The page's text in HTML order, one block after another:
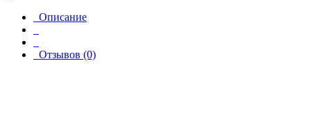
Описание
Отзывов (0)